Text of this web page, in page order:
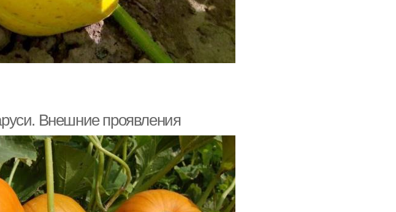
Внешние проявления